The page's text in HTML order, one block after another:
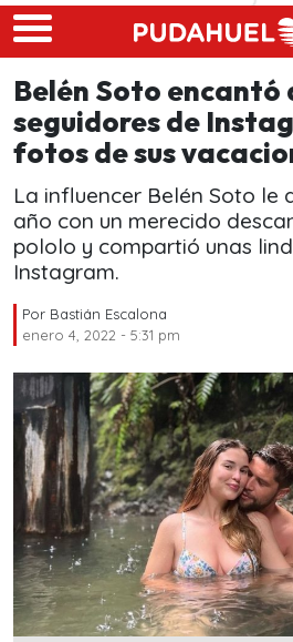
Skip to main content
Belén Soto encantó
seguidores de
fotos de sus
La influencer Belén Soto le
año con un merecido
pololo y compartió unas
Instagram.
Por Bastián Escalona
enero 4, 2022 - 5:31 pm